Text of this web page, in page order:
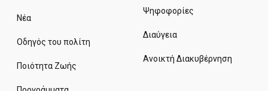
Νέα
Οδηγός του πολίτη
Ποιότητα Ζωής
Ψηφοφορίες
Διαύγεια
Ανοικτή Διακυβέρνηση